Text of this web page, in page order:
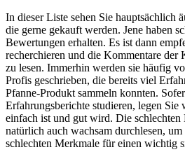
In dieser Liste sehen Sie hauptsächlich
die gerne gekauft werden. Jene haben
Bewertungen erhalten. Es ist dann
recherchieren und die Kommentare der
zu lesen. Immerhin werden sie häufig
Profis geschrieben, die bereits viel
Pfanne-Produkt sammeln konnten.
Erfahrungsberichte studieren, legen Sie
einfach ist und gut wird. Die schlechten
natürlich auch wachsam durchlesen,
schlechten Merkmale für einen wichtig